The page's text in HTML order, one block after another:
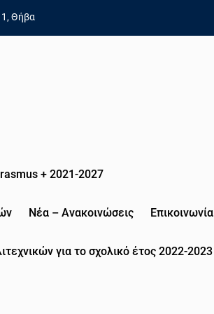
Θήβα
+ 2021-2027
Νέα – Ανακοινώσεις Επικοινωνία
για το σχολικό έτος 2022-2023